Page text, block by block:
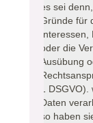
es sei
Gründe für
oder die
Ausübung
1
Daten
so haben